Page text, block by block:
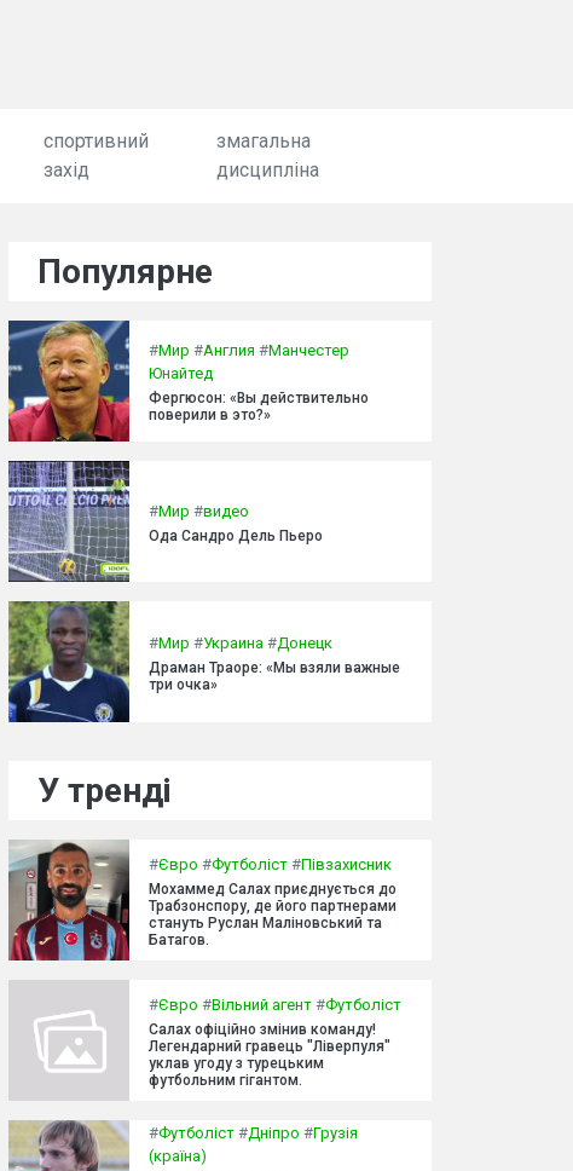
спортивний
захід
змагальна
дисципліна
Популярне
#Мир #Англия #Манчестер
Юнайтед
Фергюсон: «Вы действительно
поверили в это?»
#Мир #видео
Ода Сандро Дель Пьеро
#Мир #Украина #Донецк
Драман Траоре: «Мы взяли важные
три очка»
У тренді
#Євро #Футболіст #Півзахисник
Мохаммед Салах приєднується до
Трабзонспору, де його партнерами
стануть Руслан Маліновський та
Батагов.
#Євро #Вільний агент #Футболіст
Салах офіційно змінив команду!
Легендарний гравець "Ліверпуля"
уклав угоду з турецьким
футбольним гігантом.
#Футболіст #Дніпро #Грузія
(країна)